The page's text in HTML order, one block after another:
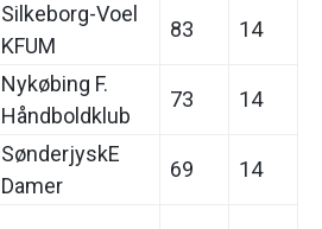
Silkeborg-Voel
KFUM
83 14
Nykøbing F.
Håndboldklub
73 14
SønderjyskE
Damer
69 14